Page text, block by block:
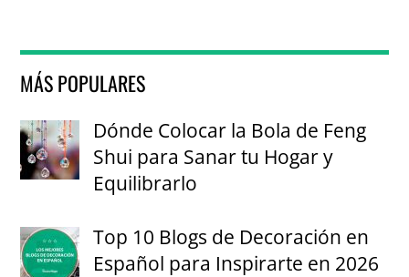
MÁS POPULARES
Dónde Colocar la Bola de Feng
Shui para Sanar tu Hogar y
Equilibrarlo
Top 10 Blogs de Decoración en
Español para Inspirarte en 2026